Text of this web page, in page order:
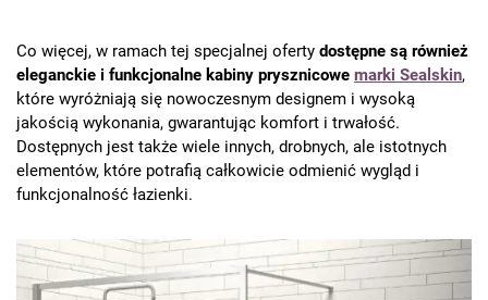
Co więcej, w ramach tej specjalnej oferty dostępne są również
eleganckie i funkcjonalne kabiny prysznicowe marki Sealskin,
które wyróżniają się nowoczesnym designem i wysoką
jakością wykonania, gwarantując komfort i trwałość.
Dostępnych jest także wiele innych, drobnych, ale istotnych
elementów, które potrafią całkowicie odmienić wygląd i
funkcjonalność łazienki.